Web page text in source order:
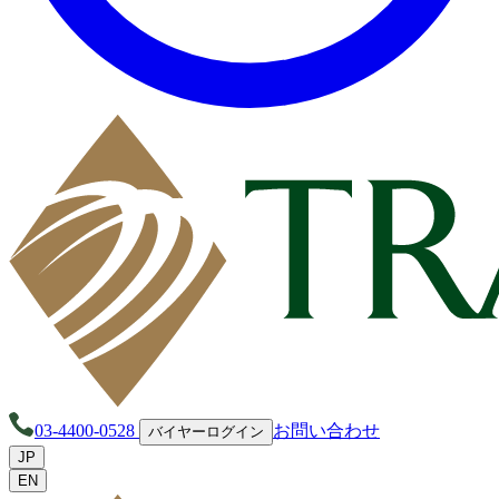
03-4400-0528 バイヤーログイン お問い合わせ
JP
EN